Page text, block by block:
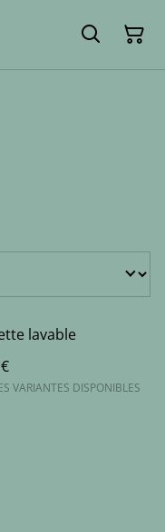
lavable
VARIANTES DISPONIBLES